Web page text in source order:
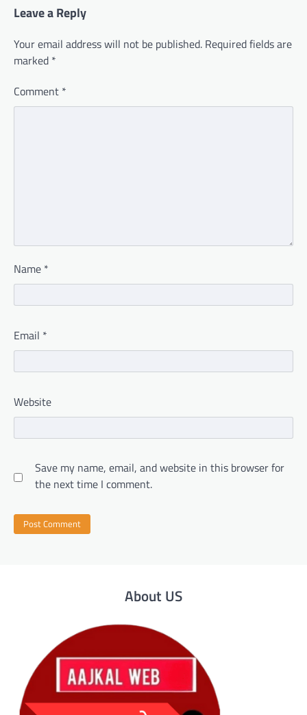
Leave a Reply
Your email address will not be published. Required fields are
marked *
Comment *
Name *
Email *
Website
Save my name, email, and website in this browser for
the next time I comment.
About US